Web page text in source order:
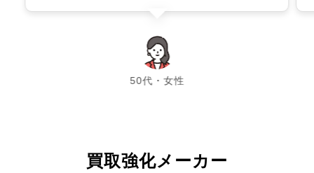
50代・女性
chevron_left chevron_right
買取強化メーカー